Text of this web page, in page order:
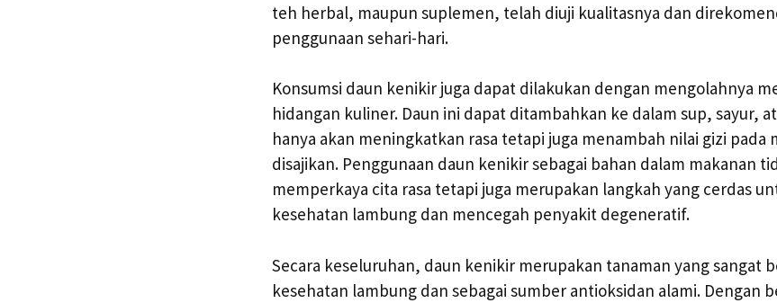
teh herbal, maupun suplemen, telah diuji kualitasnya dan
penggunaan sehari-hari.
Konsumsi daun kenikir juga dapat dilakukan dengan mengolahnya
hidangan kuliner. Daun ini dapat ditambahkan ke dalam sup, sayur,
hanya akan meningkatkan rasa tetapi juga menambah nilai gizi pada
disajikan. Penggunaan daun kenikir sebagai bahan dalam makanan
memperkaya cita rasa tetapi juga merupakan langkah yang cerdas
kesehatan lambung dan mencegah penyakit degeneratif.
Secara keseluruhan, daun kenikir merupakan tanaman yang sangat
kesehatan lambung dan sebagai sumber antioksidan alami. Dengan